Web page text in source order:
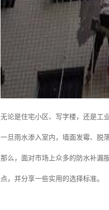
无论是住宅小区、写字楼，还是工
一旦雨水渗入室内，墙面发霉、脱
那么，面对市场上众多的防水补漏
点，并分享一些实用的选择标准。